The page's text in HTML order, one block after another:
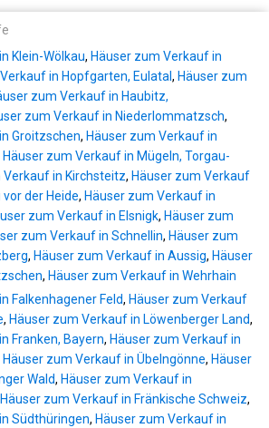
Klein-Wölkau, Häuser zum Verkauf in
in Hopfgarten, Eulatal, Häuser zum
zum Verkauf in Haubitz,
zum Verkauf in Niederlommatzsch,
Groitzschen, Häuser zum Verkauf in
Häuser zum Verkauf in Mügeln, Torgau-
Verkauf in Kirchsteitz, Häuser zum Verkauf
der Heide, Häuser zum Verkauf in
zum Verkauf in Elsnigk, Häuser zum
zum Verkauf in Schnellin, Häuser zum
, Häuser zum Verkauf in Aussig, Häuser
, Häuser zum Verkauf in Wehrhain
Falkenhagener Feld, Häuser zum Verkauf
, Häuser zum Verkauf in Löwenberger Land,
Franken, Bayern, Häuser zum Verkauf in
Häuser zum Verkauf in Übelngönne, Häuser
Wald, Häuser zum Verkauf in
Häuser zum Verkauf in Fränkische Schweiz,
Südthüringen, Häuser zum Verkauf in